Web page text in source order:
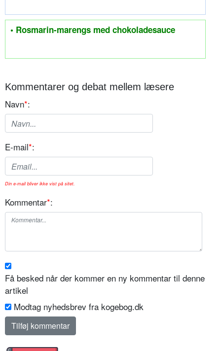
• Rosmarin-marengs med chokoladesauce
Kommentarer og debat mellem læsere
Navn*:
E-mail*:
Din e-mail bliver ikke vist på sitet.
Kommentar*:
Få besked når der kommer en ny kommentar til denne
artikel
Modtag nyhedsbrev fra kogebog.dk